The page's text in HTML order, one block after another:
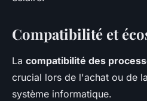
Compatibilité et
La compatibilité des
crucial lors de l'achat ou de
système informatique.